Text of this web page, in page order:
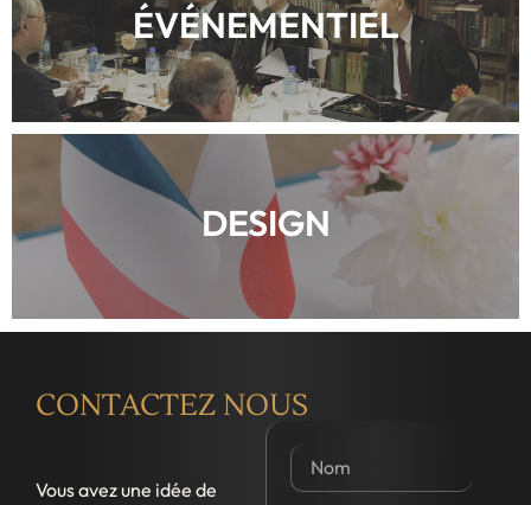
ÉVÉNEMENTIEL
DESIGN
CONTACTEZ NOUS
Vous avez une idée de